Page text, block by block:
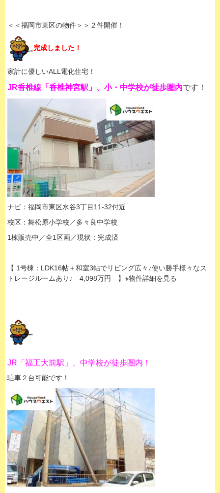
＜＜福岡市東区の物件＞＞２件開催！
完成しました！
家計に優しいALL電化住宅！
JR香椎線「香椎神宮駅」、小・中学校が徒歩圏内です！
ナビ：福岡市東区水谷3丁目11-32付近
校区：舞松原小学校／多々良中学校
1棟販売中／全1区画／現状：完成済
【 1号棟：LDK16帖＋和室3帖でリビング広々♪使い勝手様々なス
トレージルームあり♪ 4,098万円 】※物件詳細を見る
JR「福工大前駅」、中学校が徒歩圏内！
駐車２台可能です！